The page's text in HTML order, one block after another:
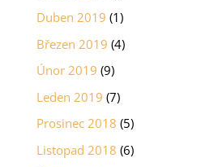
Duben 2019 (1)
Březen 2019 (4)
Únor 2019 (9)
Leden 2019 (7)
Prosinec 2018 (5)
Listopad 2018 (6)